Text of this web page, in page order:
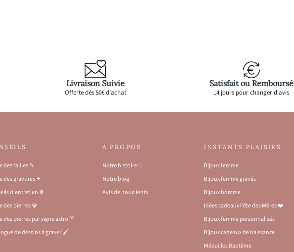
Livraison Suivie
Offerte dès 50€ d'achat
Satisfait ou Remboursé
14 jours pour changer d'avis
des tailles ✎
des gravures ✦
d'entretien ❋
des pierres 💎
des pierres par signe astro ♈
de dessins à graver 🖌️
À PROPOS
Notre histoire ♡
Notre blog
Avis de nos clients
INSTANTS PLAISIRS
Bijoux femme
Bijoux femme gravés
Bijoux homme
Idées cadeaux Fête des Mères ❤️
Bijoux femme personnalisés
Bijoux cadeaux de naissance
Médailles Baptême